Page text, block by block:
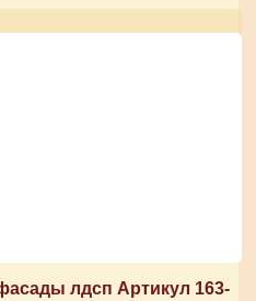
лдсп Артикул 163-